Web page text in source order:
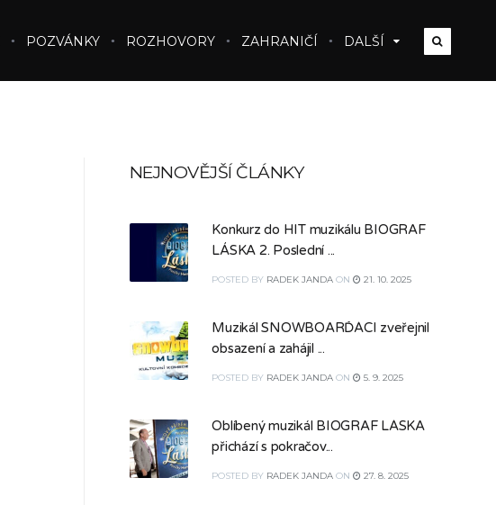
POZVÁNKY ROZHOVORY ZAHRANIČÍ DALŠÍ
NEJNOVĚJŠÍ ČLÁNKY
Konkurz do HIT muzikálu BIOGRAF
LÁSKA 2. Poslední ...
POSTED BY RADEK JANDA ON 21. 10. 2025
Muzikál SNOWBOARĎÁCI zveřejnil
obsazení a zahájil ...
POSTED BY RADEK JANDA ON 5. 9. 2025
Oblíbený muzikál BIOGRAF LÁSKA
přichází s pokračov...
POSTED BY RADEK JANDA ON 27. 8. 2025